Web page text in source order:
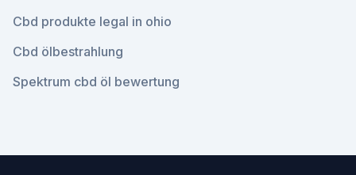
Cbd produkte legal in ohio
Cbd ölbestrahlung
Spektrum cbd öl bewertung